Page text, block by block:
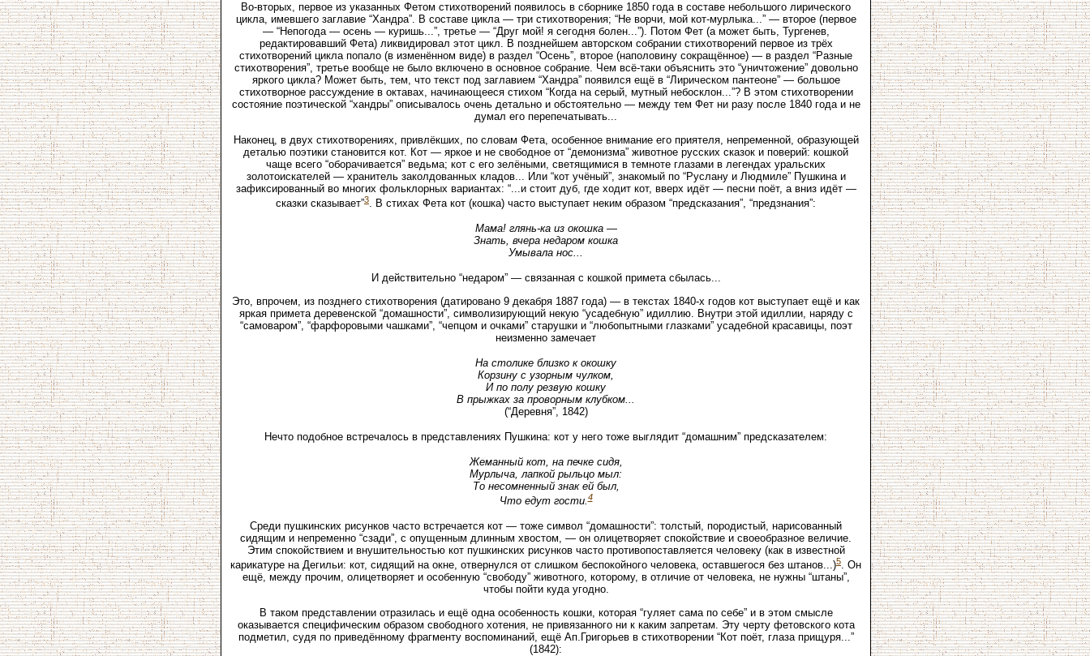
Во-вторых, первое из указанных Фетом стихотворений появилось в сборнике 1850 года в составе небольшого лирического
цикла, имевшего заглавие “Хандра”. В составе цикла — три стихотворения; “Не ворчи, мой кот-мурлыка...” — второе (первое
— “Непогода — осень — куришь...”, третье — “Друг мой! я сегодня болен...”). Потом Фет (а может быть, Тургенев,
редактировавший Фета) ликвидировал этот цикл. В позднейшем авторском собрании стихотворений первое из трёх
стихотворений цикла попало (в изменённом виде) в раздел “Осень”, второе (наполовину сокращённое) — в раздел “Разные
стихотворения”, третье вообще не было включено в основное собрание. Чем всё-таки объяснить это “уничтожение” довольно
яркого цикла? Может быть, тем, что текст под заглавием “Хандра” появился ещё в “Лирическом пантеоне” — большое
стихотворное рассуждение в октавах, начинающееся стихом “Когда на серый, мутный небосклон...”? В этом стихотворении
состояние поэтической “хандры” описывалось очень детально и обстоятельно — между тем Фет ни разу после 1840 года и не
думал его перепечатывать...
Наконец, в двух стихотворениях, привлёкших, по словам Фета, особенное внимание его приятеля, непременной, образующей
деталью поэтики становится кот. Кот — яркое и не свободное от “демонизма” животное русских сказок и поверий: кошкой
чаще всего “оборачивается” ведьма; кот с его зелёными, светящимися в темноте глазами в легендах уральских
золотоискателей — хранитель заколдованных кладов... Или “кот учёный”, знакомый по “Руслану и Людмиле” Пушкина и
зафиксированный во многих фольклорных вариантах: “...и стоит дуб, где ходит кот, вверх идёт — песни поёт, а вниз идёт —
сказки сказывает”3. В стихах Фета кот (кошка) часто выступает неким образом “предсказания”, “предзнания”:
Мама! глянь-ка из окошка —
Знать, вчера недаром кошка
Умывала нос...
И действительно “недаром” — связанная с кошкой примета сбылась...
Это, впрочем, из позднего стихотворения (датировано 9 декабря 1887 года) — в текстах 1840-х годов кот выступает ещё и как
яркая примета деревенской “домашности”, символизирующий некую “усадебную” идиллию. Внутри этой идиллии, наряду с
“самоваром”, “фарфоровыми чашками”, “чепцом и очками” старушки и “любопытными глазками” усадебной красавицы, поэт
неизменно замечает
На столике близко к окошку
Корзину с узорным чулком,
И по полу резвую кошку
В прыжках за проворным клубком...
(“Деревня”, 1842)
Нечто подобное встречалось в представлениях Пушкина: кот у него тоже выглядит “домашним” предсказателем:
Жеманный кот, на печке сидя,
Мурлыча, лапкой рыльцо мыл:
То несомненный знак ей был,
Что едут гости.4
Среди пушкинских рисунков часто встречается кот — тоже символ “домашности”: толстый, породистый, нарисованный
сидящим и непременно “сзади”, с опущенным длинным хвостом, — он олицетворяет спокойствие и своеобразное величие.
Этим спокойствием и внушительностью кот пушкинских рисунков часто противопоставляется человеку (как в известной
карикатуре на Дегильи: кот, сидящий на окне, отвернулся от слишком беспокойного человека, оставшегося без штанов...)5. Он
ещё, между прочим, олицетворяет и особенную “свободу” животного, которому, в отличие от человека, не нужны “штаны”,
чтобы пойти куда угодно.
В таком представлении отразилась и ещё одна особенность кошки, которая “гуляет сама по себе” и в этом смысле
оказывается специфическим образом свободного хотения, не привязанного ни к каким запретам. Эту черту фетовского кота
подметил, судя по приведённому фрагменту воспоминаний, ещё Ап.Григорьев в стихотворении “Кот поёт, глаза прищуря...”
(1842):